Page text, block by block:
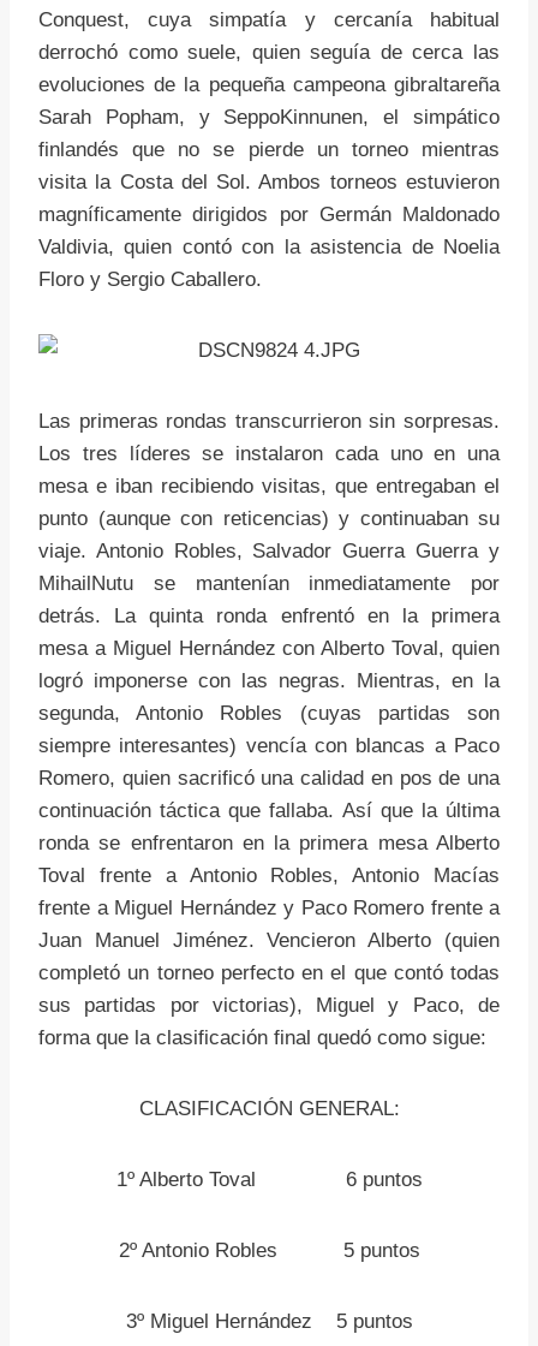
Conquest, cuya simpatía y cercanía habitual
derrochó como suele, quien seguía de cerca las
evoluciones de la pequeña campeona gibraltareña
Sarah Popham, y SeppoKinnunen, el simpático
finlandés que no se pierde un torneo mientras
visita la Costa del Sol. Ambos torneos estuvieron
magníficamente dirigidos por Germán Maldonado
Valdivia, quien contó con la asistencia de Noelia
Floro y Sergio Caballero.
Las primeras rondas transcurrieron sin sorpresas.
Los tres líderes se instalaron cada uno en una
mesa e iban recibiendo visitas, que entregaban el
punto (aunque con reticencias) y continuaban su
viaje. Antonio Robles, Salvador Guerra Guerra y
MihailNutu se mantenían inmediatamente por
detrás. La quinta ronda enfrentó en la primera
mesa a Miguel Hernández con Alberto Toval, quien
logró imponerse con las negras. Mientras, en la
segunda, Antonio Robles (cuyas partidas son
siempre interesantes) vencía con blancas a Paco
Romero, quien sacrificó una calidad en pos de una
continuación táctica que fallaba. Así que la última
ronda se enfrentaron en la primera mesa Alberto
Toval frente a Antonio Robles, Antonio Macías
frente a Miguel Hernández y Paco Romero frente a
Juan Manuel Jiménez. Vencieron Alberto (quien
completó un torneo perfecto en el que contó todas
sus partidas por victorias), Miguel y Paco, de
forma que la clasificación final quedó como sigue:
CLASIFICACIÓN GENERAL:
1º Alberto Toval 6 puntos
2º Antonio Robles 5 puntos
3º Miguel Hernández 5 puntos